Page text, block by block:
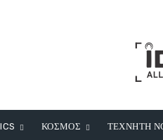
ΚΟΣΜΟΣ ΤΕΧΝΗΤΗ